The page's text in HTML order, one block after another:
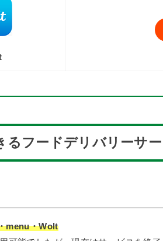
るフードデリバリーサ
menu・Wolt